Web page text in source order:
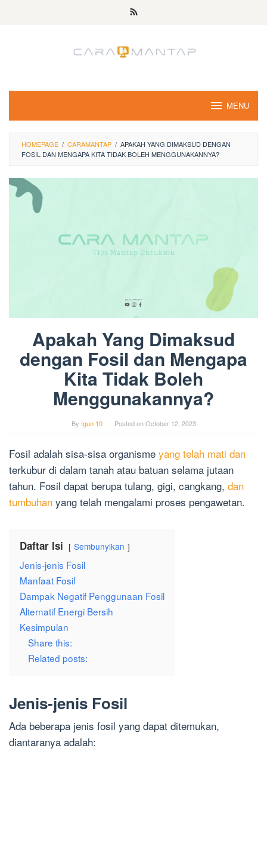
MENU
HOMEPAGE / CARAMANTAP / APAKAH YANG DIMAKSUD DENGAN
FOSIL DAN MENGAPA KITA TIDAK BOLEH MENGGUNAKANNYA?
Apakah Yang Dimaksud
dengan Fosil dan Mengapa
Kita Tidak Boleh
Menggunakannya?
By Igun 10 Posted onOctober 12, 2023
Fosil adalah sisa-sisa organisme yang telah mati dan
terkubur di dalam tanah atau batuan selama jutaan
tahun. Fosil dapat berupa tulang, gigi, cangkang, dan
tumbuhan yang telah mengalami proses pengawetan.
Daftar Isi Sembunyikan
Jenis-jenis Fosil
Manfaat Fosil
Dampak Negatif Penggunaan Fosil
Alternatif Energi Bersih
Kesimpulan
Share this:
Related posts:
Jenis-jenis Fosil
Ada beberapa jenis fosil yang dapat ditemukan,
diantaranya adalah: